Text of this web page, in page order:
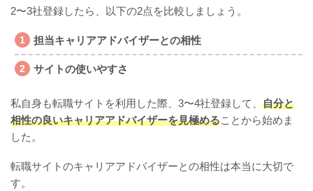
2〜3社登録したら、以下の2点を比較しましょう。
担当キャリアアドバイザーとの相性
サイトの使いやすさ
私自身も転職サイトを利用した際、3〜4社登録して、 自分と
相性の良いキャリアアドバイザーを見極めることから始めま
した。
転職サイトのキャリアアドバイザーとの相性は本当に大切で
す。